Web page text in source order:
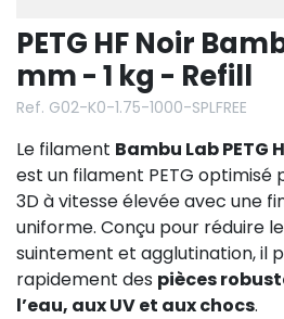
PETG HF Noir
mm - 1 kg - Refill
Ref. G02-K0-1.75-1000-SPLFREE
Le filament Bambu Lab PETG
est un filament PETG optimisé
3D à vitesse élevée avec une
uniforme. Conçu pour réduire
suintement et agglutination, il
rapidement des pièces
l’eau, aux UV et aux chocs.